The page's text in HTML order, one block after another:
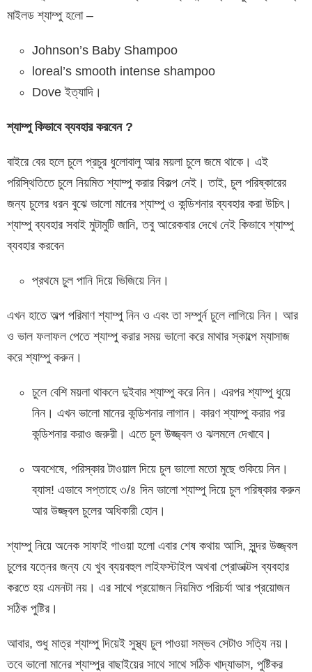
মাইলড শ্যাম্পু হলো –
Johnson’s Baby Shampoo
loreal’s smooth intense shampoo
Dove ইত্যাদি।
শ্যাম্পু কিভাবে ব্যবহার করবেন?
বাইরে বের হলে চুলে প্রচুর ধুলোবালু আর ময়লা চুলে জমে থাকে। এই
পরিস্থিতিতে চুলে নিয়মিত শ্যাম্পু করার বিকল্প নেই। তাই, চুল পরিষ্কারের
জন্য চুলের ধরন বুঝে ভালো মানের শ্যাম্পু ও কন্ডিশনার ব্যবহার করা উচিৎ।
শ্যাম্পু ব্যবহার সবাই মুটামুটি জানি, তবু আরেকবার দেখে নেই কিভাবে শ্যাম্পু
ব্যবহার করবেন
প্রথমে চুল পানি দিয়ে ভিজিয়ে নিন।
এখন হাতে অল্প পরিমাণ শ্যাম্পু নিন ও এবং তা সম্পুর্ন চুলে লাগিয়ে নিন। আর
ও ভাল ফলাফল পেতে শ্যাম্পু করার সময় ভালো করে মাথার স্কাল্পে ম্যাসাজ
করে শ্যাম্পু করুন।
চুলে বেশি ময়লা থাকলে দুইবার শ্যাম্পু করে নিন। এরপর শ্যাম্পু ধুয়ে
নিন। এখন ভালো মানের কন্ডিশনার লাগান। কারণ শ্যাম্পু করার পর
কন্ডিশনার করাও জরুরী। এতে চুল উজ্জ্বল ও ঝলমলে দেখাবে।
অবশেষে, পরিস্কার টাওয়াল দিয়ে চুল ভালো মতো মুছে শুকিয়ে নিন।
ব্যাস! এভাবে সপ্তাহে ৩/৪ দিন ভালো শ্যাম্পু দিয়ে চুল পরিষ্কার করুন
আর উজ্জ্বল চুলের অধিকারী হোন।
শ্যাম্পু নিয়ে অনেক সাফাই গাওয়া হলো এবার শেষ কথায় আসি, সুন্দর উজ্জ্বল
চুলের যত্নের জন্য যে খুব ব্যয়বহুল লাইফস্টাইল অথবা প্রোডাক্টস ব্যবহার
করতে হয় এমনটা নয়। এর সাথে প্রয়োজন নিয়মিত পরিচর্যা আর প্রয়োজন
সঠিক পুষ্টির।
আবার, শুধু মাত্র শ্যাম্পু দিয়েই সুস্থ্য চুল পাওয়া সম্ভব সেটাও সত্যি নয়।
তবে ভালো মানের শ্যাম্পুর বাছাইয়ের সাথে সাথে সঠিক খাদ্যাভাস, পুষ্টিকর